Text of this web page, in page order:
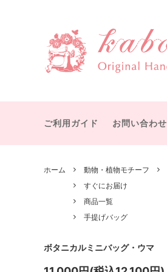
赤毛のアン
宮沢賢治
シャーロック・ホームズ
グリム童話
付属パーツ
すぐにお届け
ボストンバッグ
付属品
カボットについて
ご利用ガイド お問い合わせ
ホーム 動物・植物モチーフ
すぐにお届け
商品一覧
手提げバッグ
ボタニカルミニバッグ・ウマ